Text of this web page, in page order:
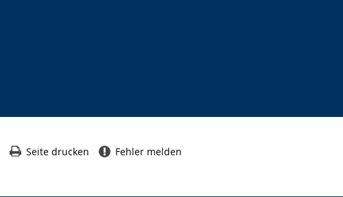
Seite drucken Fehler melden